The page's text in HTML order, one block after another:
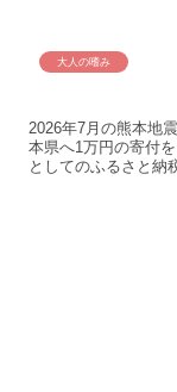
大人の嗜み
2026年7月の熊本地
本県へ1万円の寄付
としてのふるさと納